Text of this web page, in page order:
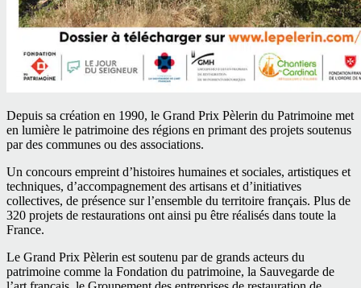
Depuis sa création en 1990, le Grand Prix Pèlerin du Patrimoine met
en lumière le patrimoine des régions en primant des projets soutenus
par des communes ou des associations.
Un concours empreint d’histoires humaines et sociales, artistiques et
techniques, d’accompagnement des artisans et d’initiatives
collectives, de présence sur l’ensemble du territoire français. Plus de
320 projets de restaurations ont ainsi pu être réalisés dans toute la
France.
Le Grand Prix Pèlerin est soutenu par de grands acteurs du
patrimoine comme la Fondation du patrimoine, la Sauvegarde de